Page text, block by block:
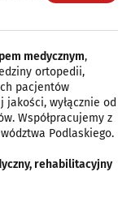
medycznym,
ortopedii,
pacjentów
wyłącznie od
Współpracujemy z
Podlaskiego.
rehabilitacyjny